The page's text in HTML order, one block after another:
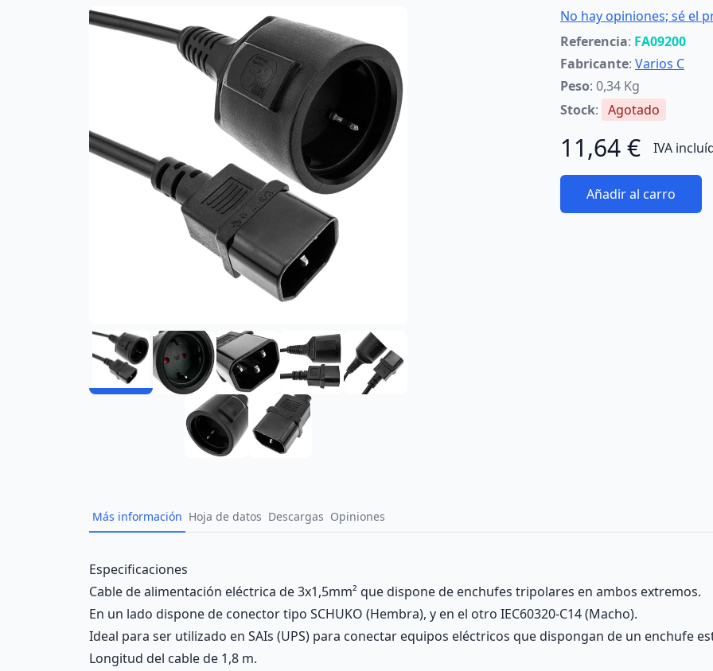
No hay opiniones; sé el
Referencia: FA09200
Fabricante: Varios C
Peso: 0,34 Kg
Stock: Agotado
11,64 € IVA
Añadir al carro
Más información Hoja de datos Descargas Opiniones
Description
Especificaciones
Cable de alimentación eléctrica de 3x1,5mm² que dispone de enchufes tripolares en ambos extremos.
En un lado dispone de conector tipo SCHUKO (Hembra), y en el otro IEC60320-C14 (Macho).
Ideal para ser utilizado en SAIs (UPS) para conectar equipos eléctricos que dispongan de un enchufe
Longitud del cable de 1,8 m.